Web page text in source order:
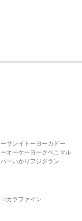
サンイトーヨーカドー
オーケー ヨークベニマル
ーいかり フジグラン
コカラファイン